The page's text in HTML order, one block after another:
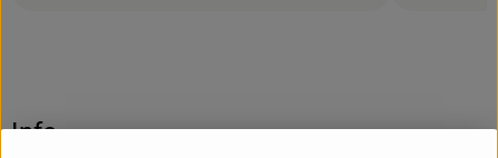
Info